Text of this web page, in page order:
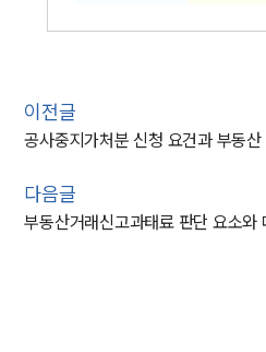
이전글
공사중지가처분 신청 요건과 부동
다음글
부동산거래신고과태료 판단 요소와